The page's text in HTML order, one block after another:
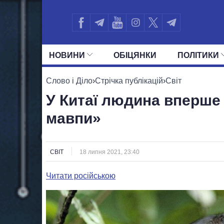
НОВИНИ ОБIЦЯНКИ ПОЛIТИКИ
УСІ ПОЛІТИКИ ПРЕЗИДЕНТ І ОФІС
Слово і Діло›Стрічка публікацій›Світ
У Китаї людина вперше
мавпи»
СВІТ 18 липня 2021, 23:40
Читати російською